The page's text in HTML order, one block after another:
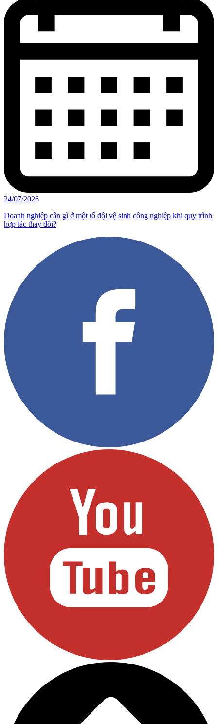
24/07/2026
Doanh nghiệp cần gì ở một tổ đội vệ sinh công nghiệp khi quy trình
hợp tác thay đổi?